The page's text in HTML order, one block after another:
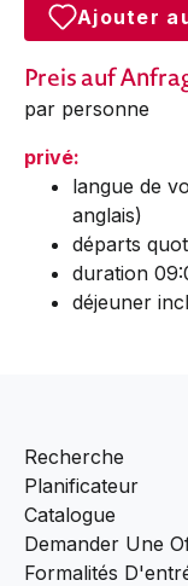
Ajouter
Preis auf
par personne
privé:
langue de
anglais)
départs
duration
déjeuner
Recherche
Planificateur
Catalogue
Demander Une
Formalités